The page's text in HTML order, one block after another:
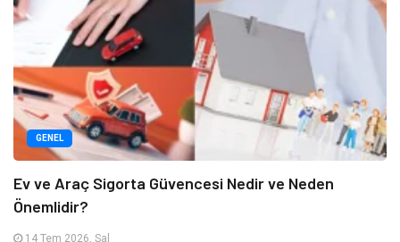
GENEL
Ev ve Araç Sigorta Güvencesi Nedir ve Neden
Önemlidir?
14 Tem 2026, Sal